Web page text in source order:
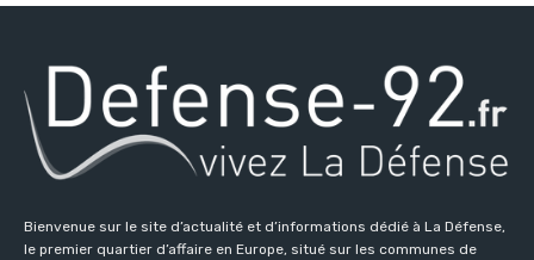
Bienvenue sur le site d’actualité et d’informations dédié à La Défense,
le premier quartier d’affaire en Europe, situé sur les communes de